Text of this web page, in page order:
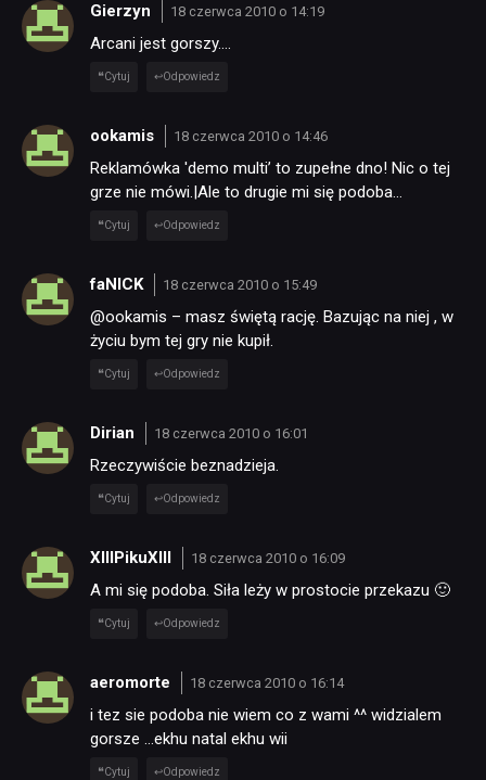
Gierzyn 18 czerwca 2010 o 14:19
Arcani jest gorszy….
Cytuj Odpowiedz
ookamis 18 czerwca 2010 o 14:46
Reklamówka 'demo multi’ to zupełne dno! Nic o tej
grze nie mówi.|Ale to drugie mi się podoba…
Cytuj Odpowiedz
faNICK 18 czerwca 2010 o 15:49
@ookamis – masz świętą rację. Bazując na niej , w
życiu bym tej gry nie kupił.
Cytuj Odpowiedz
Dirian 18 czerwca 2010 o 16:01
Rzeczywiście beznadzieja.
Cytuj Odpowiedz
XIIIPikuXIII 18 czerwca 2010 o 16:09
A mi się podoba. Siła leży w prostocie przekazu 🙂
Cytuj Odpowiedz
aeromorte 18 czerwca 2010 o 16:14
i tez sie podoba nie wiem co z wami ^^ widzialem
gorsze …ekhu natal ekhu wii
Cytuj Odpowiedz